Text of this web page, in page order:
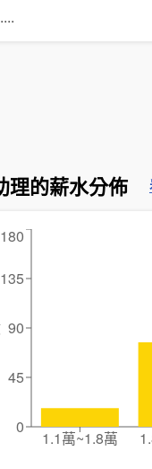
....
理的薪水分佈
1.1萬~1.8萬
0
45
90
135
180